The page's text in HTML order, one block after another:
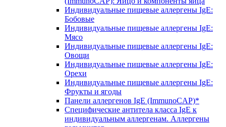
Индивидуальные пищевые аллергены IgE:
Бобовые
Индивидуальные пищевые аллергены IgE:
Мясо
Индивидуальные пищевые аллергены IgE:
Овощи
Индивидуальные пищевые аллергены IgE:
Орехи
Индивидуальные пищевые аллергены IgE:
Фрукты и ягоды
Панели аллергенов IgE (ImmunoCAP)*
Специфические антитела класса IgE к
индивидуальным аллергенам. Аллергены